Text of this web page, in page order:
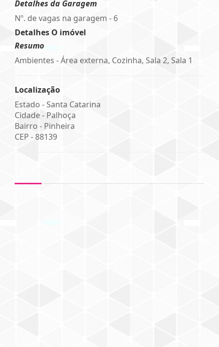
Detalhes da Garagem
Nº. de vagas na garagem - 6
Detalhes O imóvel
Resumo
Ambientes - Área externa, Cozinha, Sala 2, Sala 1
Localização
Estado -Santa Catarina
Cidade - Palhoça
Bairro - Pinheira
CEP -88139